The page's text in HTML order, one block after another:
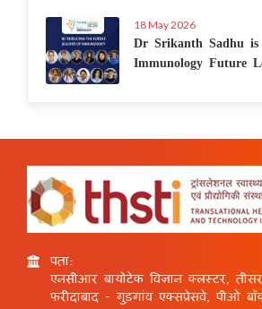
18 May 2026
Dr Srikanth Sadhu
Immunology Future
पता:
एनसीआर बायोटेक विज्ञान क्लस्टर,
फरीदाबाद - गुड़गांव एक्सप्रेसवे, पीओ